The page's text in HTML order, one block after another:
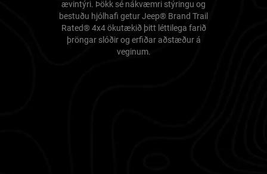
ævintýri. Þökk sé nákvæmri stýringu og
bestuðu hjólhafi getur Jeep® Brand Trail
Rated® 4x4 ökutækið þitt léttilega farið
þröngar slóðir og erfiðar aðstæður á
veginum.